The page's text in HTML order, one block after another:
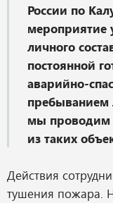
России по
мероприятие
личного
постоянной
аварийно-
пребыванием
мы проводим
из таких
Действия
тушения пожара.